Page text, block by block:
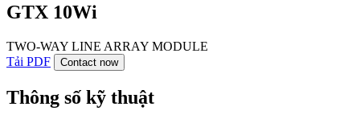
GTX 10Wi
TWO-WAY LINE ARRAY MODULE
Tải PDF
Contact now
Thông số kỹ thuật